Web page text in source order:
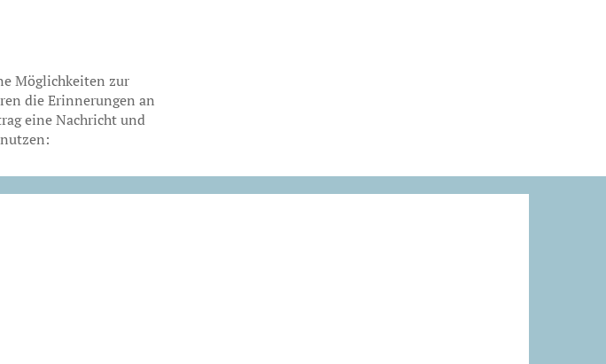
Möglichkeiten zur
die Erinnerungen an
eine Nachricht und